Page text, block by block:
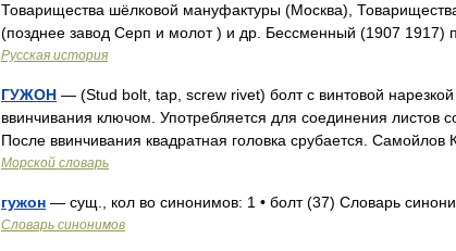
Товарищества шёлковой мануфактуры (Москва),
(позднее завод Серп и молот ) и др. Бессменный (1907 1917)
Русская история
ГУЖОН — (Stud bolt, tap, screw rivet) болт с винтовой
ввинчивания ключом. Употребляется для соединения листов
После ввинчивания квадратная головка срубается. Самойлов
Морской словарь
гужон — сущ., кол во синонимов: 1 • болт (37) Словарь
Словарь синонимов